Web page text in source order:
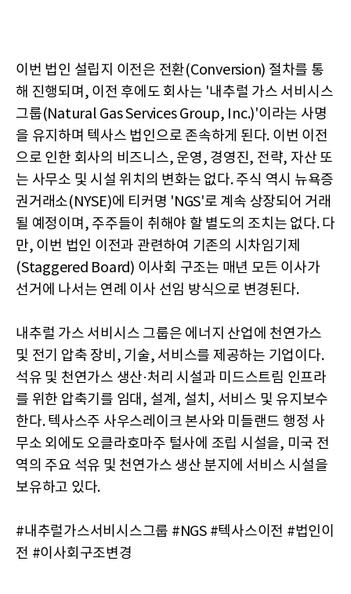
이번 법인 설립지 이전은 전환(Conversion) 절차를 통
해 진행되며, 이전 후에도 회사는 '내추럴 가스 서비시스
그룹(Natural Gas Services Group, Inc.)'이라는 사명
을 유지하며 텍사스 법인으로 존속하게 된다. 이번 이전
으로 인한 회사의 비즈니스, 운영, 경영진, 전략, 자산 또
는 사무소 및 시설 위치의 변화는 없다. 주식 역시 뉴욕증
권거래소(NYSE)에 티커명 'NGS'로 계속 상장되어 거래
될 예정이며, 주주들이 취해야 할 별도의 조치는 없다. 다
만, 이번 법인 이전과 관련하여 기존의 시차임기제
(Staggered Board) 이사회 구조는 매년 모든 이사가
선거에 나서는 연례 이사 선임 방식으로 변경된다.
내추럴 가스 서비시스 그룹은 에너지 산업에 천연가스
및 전기 압축 장비, 기술, 서비스를 제공하는 기업이다.
석유 및 천연가스 생산·처리 시설과 미드스트림 인프라
를 위한 압축기를 임대, 설계, 설치, 서비스 및 유지보수
한다. 텍사스주 사우스레이크 본사와 미들랜드 행정 사
무소 외에도 오클라호마주 털사에 조립 시설을, 미국 전
역의 주요 석유 및 천연가스 생산 분지에 서비스 시설을
보유하고 있다.
#내추럴가스서비시스그룹 #NGS #텍사스이전 #법인이
전 #이사회구조변경